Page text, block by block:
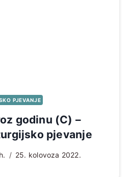
PJEVANJE
godinu (C) –
pjevanje
25. kolovoza 2022.